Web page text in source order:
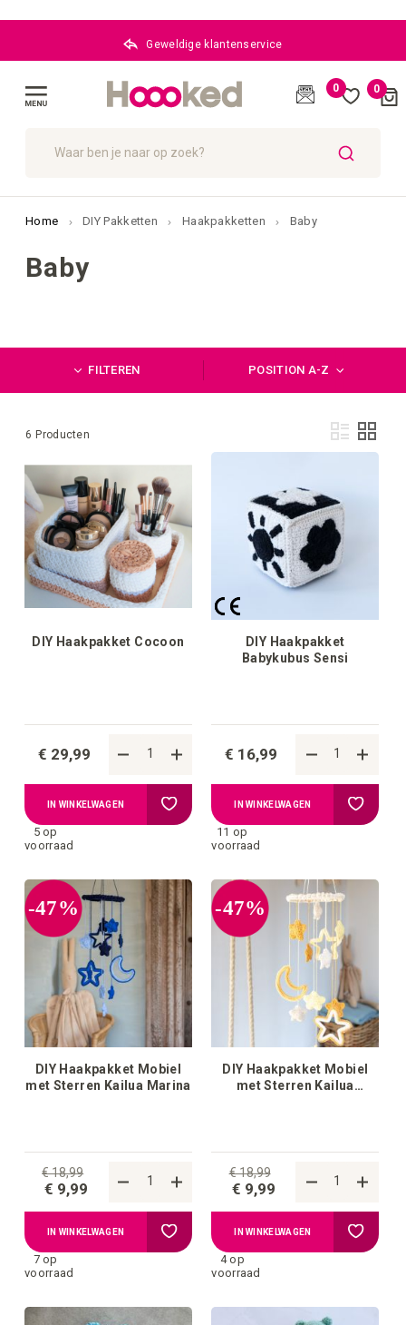
Geweldige klantenservice
0 0Cart
Home DIY Pakketten Haakpakketten Baby
Baby
FILTEREN
Foto-
tabel
Lijst
6 Producten
POSITION A-Z
DIY Haakpakket Cocoon
€ 29,99
5 op
voorraad
IN WINKELWAGEN Voeg
aan
verlanglijstje
DIY Haakpakket
Babykubus Sensi
€ 16,99
11 op
voorraad
IN WINKELWAGEN Voeg
aan
-47%
DIY Haakpakket Mobiel
met Sterren Kailua Marina
€ 18,99
€ 9,99
7 op
voorraad
IN WINKELWAGEN Voeg
aan
-47%
DIY Haakpakket Mobiel
met Sterren Kailua
€ 18,99
€ 9,99
4 op
voorraad
IN WINKELWAGEN Voeg
aan